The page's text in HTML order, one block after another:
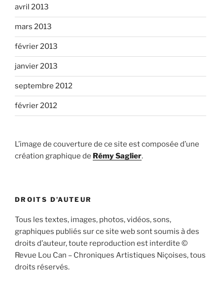
avril 2013
mars 2013
février 2013
janvier 2013
septembre 2012
février 2012
L’image de couverture de ce site est composée d’une
création graphique de Rémy Saglier.
DROITS D’AUTEUR
Tous les textes, images, photos, vidéos, sons,
graphiques publiés sur ce site web sont soumis à des
droits d’auteur, toute reproduction est interdite ©
Revue Lou Can – Chroniques Artistiques Niçoises, tous
droits réservés.